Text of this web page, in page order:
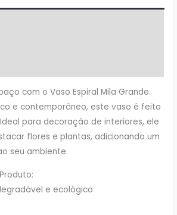
com o Vaso Espiral Mila Grande.
e contemporâneo, este vaso é feito
para decoração de interiores, ele
flores e plantas, adicionando um
seu ambiente.
e ecológico